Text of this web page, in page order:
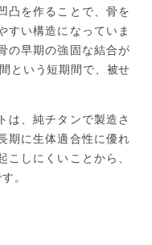
凸を作ることで、骨を
すい構造になっていま
の早期の強固な結合が
という短期間で、被せ
は、純チタンで製造さ
期に生体適合性に優れ
こしにくいことから、
。